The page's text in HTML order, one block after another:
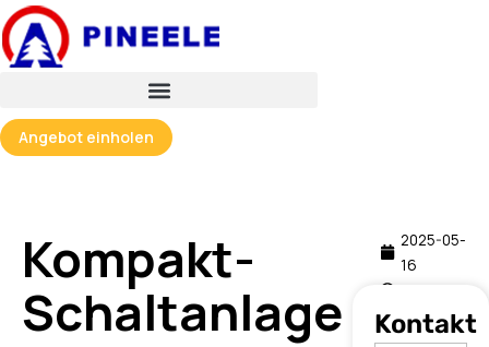
跳
至
内
Angebot einholen
Kompakt-
Schaltanlage
2025-05-
16
Kontakt